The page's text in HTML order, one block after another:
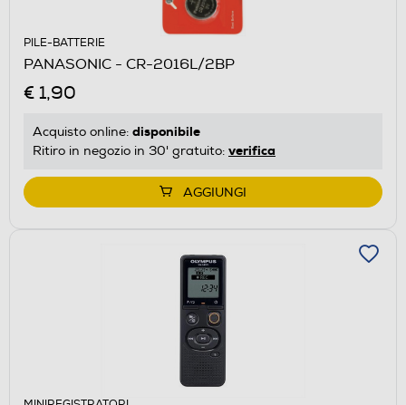
PILE-BATTERIE
PANASONIC - CR-2016L/2BP
€ 1,90
Acquisto online: disponibile
Ritiro in negozio in 30' gratuito: verifica
AGGIUNGI